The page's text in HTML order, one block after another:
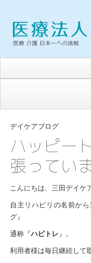
お問い合わせ
プライバシーポリシー
医療法人豊岡会
医療法人豊岡会 理念
浜松とよおか病院
豊橋元町病院
入院透析について
デイケアブログ
ハッピー
張ってい
こんにちは、三田デイケ
自主リハビリの名前か
グ』
通称『ハピトレ 』。
利用者様は毎日継続して